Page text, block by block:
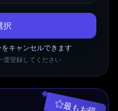
択
キャンセルできます
度登録してください